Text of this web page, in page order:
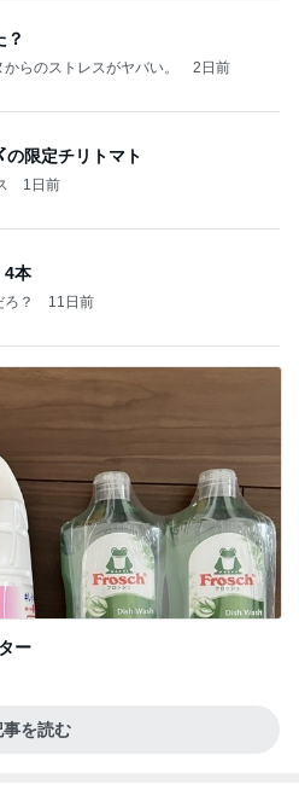
？
らのストレスがヤバい。 2日前
の限定チリトマト
1日前
4本
？ 11日前
ー
事を読む